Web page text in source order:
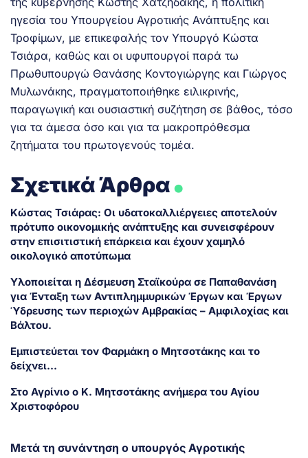
ηγεσία του Υπουργείου Αγροτικής Ανάπτυξης και
Τροφίμων, με επικεφαλής τον Υπουργό Κώστα
Τσιάρα, καθώς και οι υφυπουργοί παρά τω
Πρωθυπουργώ Θανάσης Κοντογιώργης και Γιώργος
Μυλωνάκης, πραγματοποιήθηκε ειλικρινής,
παραγωγική και ουσιαστική συζήτηση σε βάθος, τόσο
για τα άμεσα όσο και για τα μακροπρόθεσμα
ζητήματα του πρωτογενούς τομέα.
Σχετικά Άρθρα.
Κώστας Τσιάρας: Οι υδατοκαλλιέργειες αποτελούν
πρότυπο οικονομικής ανάπτυξης και συνεισφέρουν
στην επισιτιστική επάρκεια και έχουν χαμηλό
οικολογικό αποτύπωμα
Υλοποιείται η Δέσμευση Σταϊκούρα σε Παπαθανάση
για Ένταξη των Αντιπλημμυρικών Έργων και Έργων
Ύδρευσης των περιοχών Αμβρακίας – Αμφιλοχίας και
Βάλτου.
Εμπιστεύεται τον Φαρμάκη ο Μητσοτάκης και το
δείχνει…
Στο Αγρίνιο ο Κ. Μητσοτάκης ανήμερα του Αγίου
Χριστοφόρου
Μετά τη συνάντηση ο υπουργός Αγροτικής